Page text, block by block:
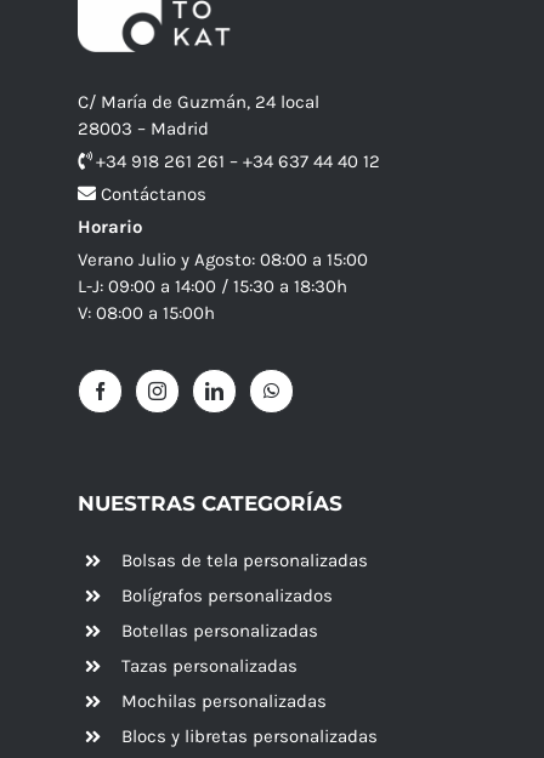
C/ María de Guzmán, 24 local
28003 – Madrid
+34 918 261 261 – +34 637 44 40 12
Contáctanos
Horario
Verano Julio y Agosto: 08:00 a 15:00
L-J: 09:00 a 14:00 / 15:30 a 18:30h
V: 08:00 a 15:00h
NUESTRAS CATEGORÍAS
Bolsas de tela personalizadas
Bolígrafos personalizados
Botellas personalizadas
Tazas personalizadas
Mochilas personalizadas
Blocs y libretas personalizadas